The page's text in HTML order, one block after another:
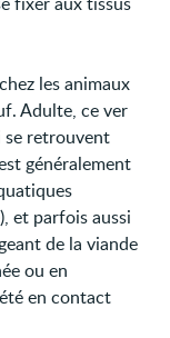
les animaux
Adulte, ce ver
retrouvent
généralement
et parfois aussi
de la viande
ou en
en contact